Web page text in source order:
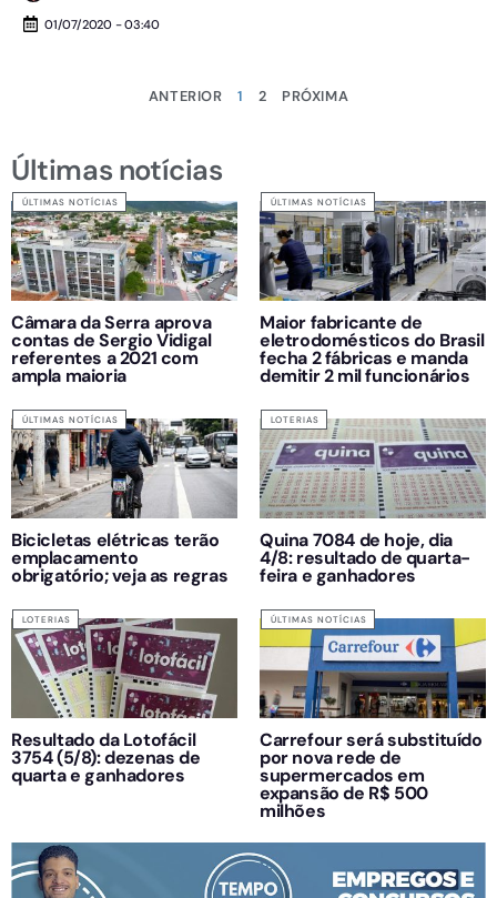
01/07/2020 - 03:40
ANTERIOR 1 2 PRÓXIMA
Últimas notícias
ÚLTIMAS NOTÍCIAS
Câmara da Serra aprova
contas de Sergio Vidigal
referentes a 2021 com
ampla maioria
ÚLTIMAS NOTÍCIAS
Maior fabricante de
eletrodomésticos do Brasil
fecha 2 fábricas e manda
demitir 2 mil funcionários
ÚLTIMAS NOTÍCIAS
Bicicletas elétricas terão
emplacamento
obrigatório; veja as regras
LOTERIAS
Quina 7084 de hoje, dia
4/8: resultado de quarta-
feira e ganhadores
LOTERIAS
Resultado da Lotofácil
3754 (5/8): dezenas de
quarta e ganhadores
ÚLTIMAS NOTÍCIAS
Carrefour será substituído
por nova rede de
supermercados em
expansão de R$ 500
milhões